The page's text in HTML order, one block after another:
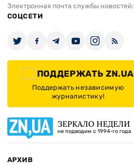
Электронная почта службы новостей:
СОЦСЕТИ
ПОДДЕРЖАТЬ ZN.UA
Поддержать независимую
журналистику!
ЗЕРКАЛО НЕДЕЛИ
не подводим с 1994-го года
АРХИВ